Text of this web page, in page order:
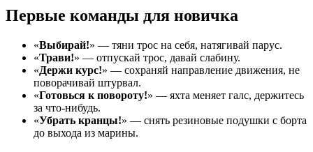
Первые команды для новичка
«Выбирай!» — тяни трос на себя, натягивай парус.
«Трави!» — отпускай трос, давай слабину.
«Держи курс!» — сохраняй направление движения, не
поворачивай штурвал.
«Готовься к повороту!» — яхта меняет галс, держитесь
за что-нибудь.
«Убрать кранцы!» — снять резиновые подушки с борта
до выхода из марины.